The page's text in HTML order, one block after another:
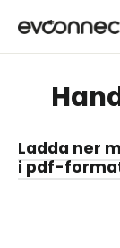
innehållet
Ladda ner
i pdf-